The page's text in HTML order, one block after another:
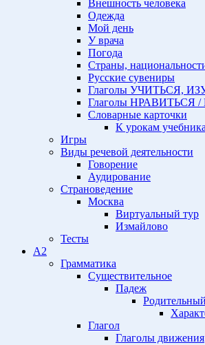
Внешность человека
Одежда
Мой день
У врача
Погода
Страны,
Русские сувениры
Глаголы УЧИТЬСЯ,
Глаголы НРАВИТЬСЯ
Словарные карточки
К урокам
Игры
Виды речевой деятельности
Говорение
Аудирование
Страноведение
Москва
Виртуальный тур
Измайлово
Тесты
A2
Грамматика
Существительное
Падеж
Родительный
Глагол
Глаголы движения